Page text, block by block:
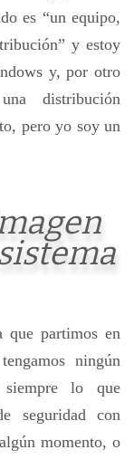
es “un equipo,
y estoy
y, por otro
distribución
pero yo soy un
que partimos en
ningún
siempre lo que
seguridad con
momento, o